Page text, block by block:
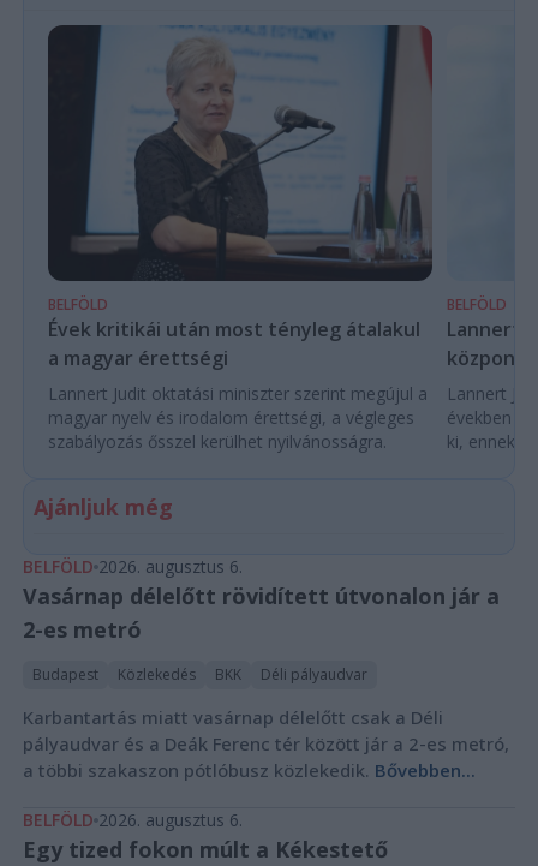
BELFÖLD
Évek kritikái után most tényleg átalakul
a magyar érettségi
Lannert Judit oktatási miniszter szerint megújul a
magyar nyelv és irodalom érettségi, a végleges
szabályozás ősszel kerülhet nyilvánosságra.
BELFÖLD
Lannert
Lannert
években
ki, ennek
Ajánljuk még
BELFÖLD 2026. augusztus 6.
Vasárnap délelőtt rövidített útvonalon jár a
2-es metró
Budapest Közlekedés BKK Déli pályaudvar
Karbantartás miatt vasárnap délelőtt csak a Déli
pályaudvar és a Deák Ferenc tér között jár a 2-es metró,
a többi szakaszon pótlóbusz közlekedik. Bővebben...
BELFÖLD 2026. augusztus 6.
Egy tized fokon múlt a Kékestető